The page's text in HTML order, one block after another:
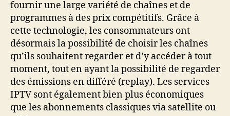
fournir une large variété de chaînes et de
programmes à des prix compétitifs. Grâce à
cette technologie, les consommateurs ont
désormais la possibilité de choisir les chaînes
qu’ils souhaitent regarder et d’y accéder à tout
moment, tout en ayant la possibilité de regarder
des émissions en différé (replay). Les services
IPTV sont également bien plus économiques
que les abonnements classiques via satellite ou